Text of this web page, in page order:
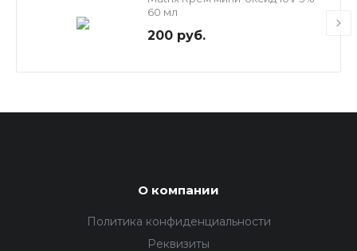
60 мл
200 руб.
О компании
Политика конфиденциальности
Реквизиты